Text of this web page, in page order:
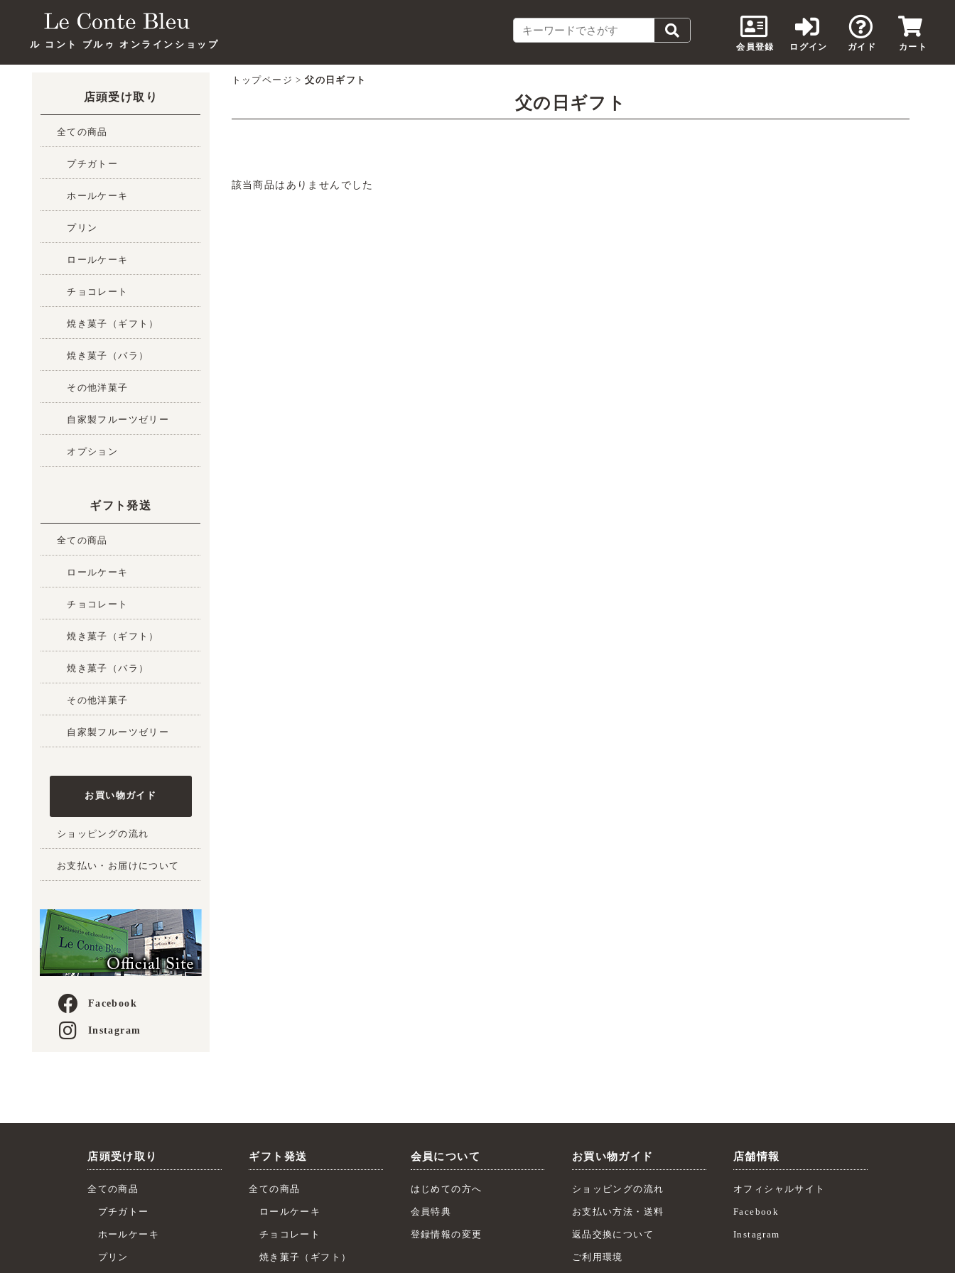
会員登録 ログイン ガイド カート
ル コント ブルゥ オンラインショップ
店頭受け取り
全ての商品
プチガトー
ホールケーキ
プリン
ロールケーキ
チョコレート
焼き菓子（ギフト）
焼き菓子（バラ）
その他洋菓子
自家製フルーツゼリー
オプション
ギフト発送
全ての商品
ロールケーキ
チョコレート
焼き菓子（ギフト）
焼き菓子（バラ）
その他洋菓子
自家製フルーツゼリー
お買い物ガイド
ショッピングの流れ
お支払い・お届けについて
Facebook
Instagram
トップページ >父の日ギフト
父の日ギフト
該当商品はありませんでした
店頭受け取り
全ての商品
プチガトー
ホールケーキ
プリン
ギフト発送
全ての商品
ロールケーキ
チョコレート
焼き菓子（ギフト）
会員について
はじめての方へ
会員特典
登録情報の変更
お買い物ガイド
ショッピングの流れ
お支払い方法・送料
返品交換について
ご利用環境
店舗情報
オフィシャルサイト
Facebook
Instagram